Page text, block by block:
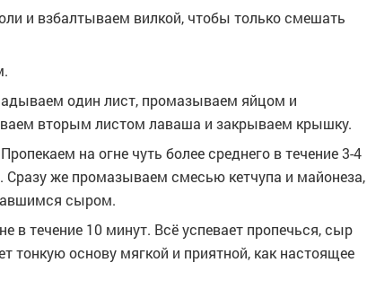
и взбалтываем вилкой, чтобы только смешать
один лист, промазываем яйцом и
вторым листом лаваша и закрываем крышку.
на огне чуть более среднего в течение 3-4
же промазываем смесью кетчупа и майонеза,
сыром.
в течение 10 минут. Всё успевает пропечься, сыр
тонкую основу мягкой и приятной, как настоящее